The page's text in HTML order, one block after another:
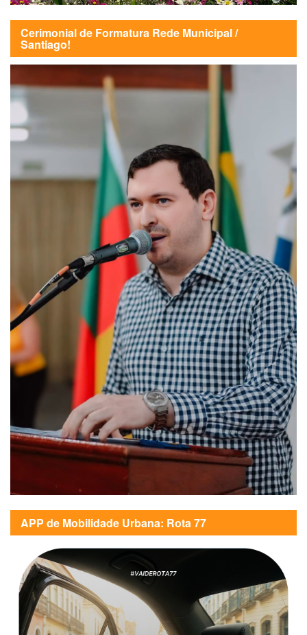
Cerimonial de Formatura Rede Municipal /
Santiago!
APP de Mobilidade Urbana: Rota 77